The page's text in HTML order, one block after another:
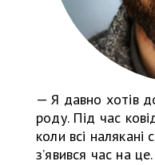
— Я давно хотів
роду. Під час
коли всі налякані
з’явився час на це.